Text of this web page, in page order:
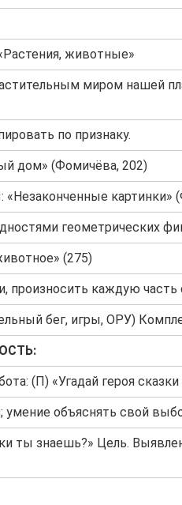
животные»
миром нашей
по признаку.
дом» (Фомичёва, 202)
«Незаконченные
геометрических
(275)
произносить каждую часть
бег, игры, ОРУ)
(П) «Угадай героя сказки
умение объяснять свой
ты знаешь?» Цель.